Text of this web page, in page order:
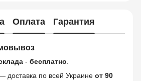
Оплата Гарантия
- бесплатно
доставка по всей Украине от 90